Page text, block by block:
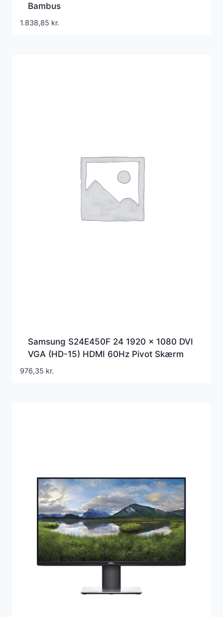
Bambus
1.838,85 kr.
Samsung S24E450F 24 1920 x 1080 DVI
VGA (HD-15) HDMI 60Hz Pivot Skærm
976,35 kr.